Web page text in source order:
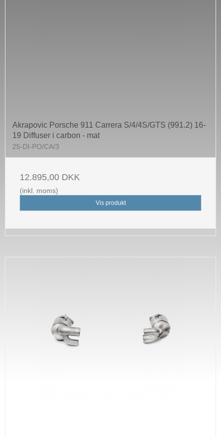
Akrapovic Porsche 911 Carrera S/4/4S/GTS (991.2) 16-
19 Diffuser i carbon - mat
25-DI-PO/CA/3
12.895,00 DKK
(inkl. moms)
Vis produkt